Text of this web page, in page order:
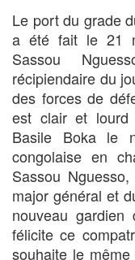
Le port du grade
a été fait le 21
Sassou
récipiendaire du
des forces de
est clair et lourd
Basile Boka le
congolaise en
Sassou
major général et
nouveau
félicite ce
souhaite le